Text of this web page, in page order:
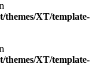
themes/XT/template-
themes/XT/template-